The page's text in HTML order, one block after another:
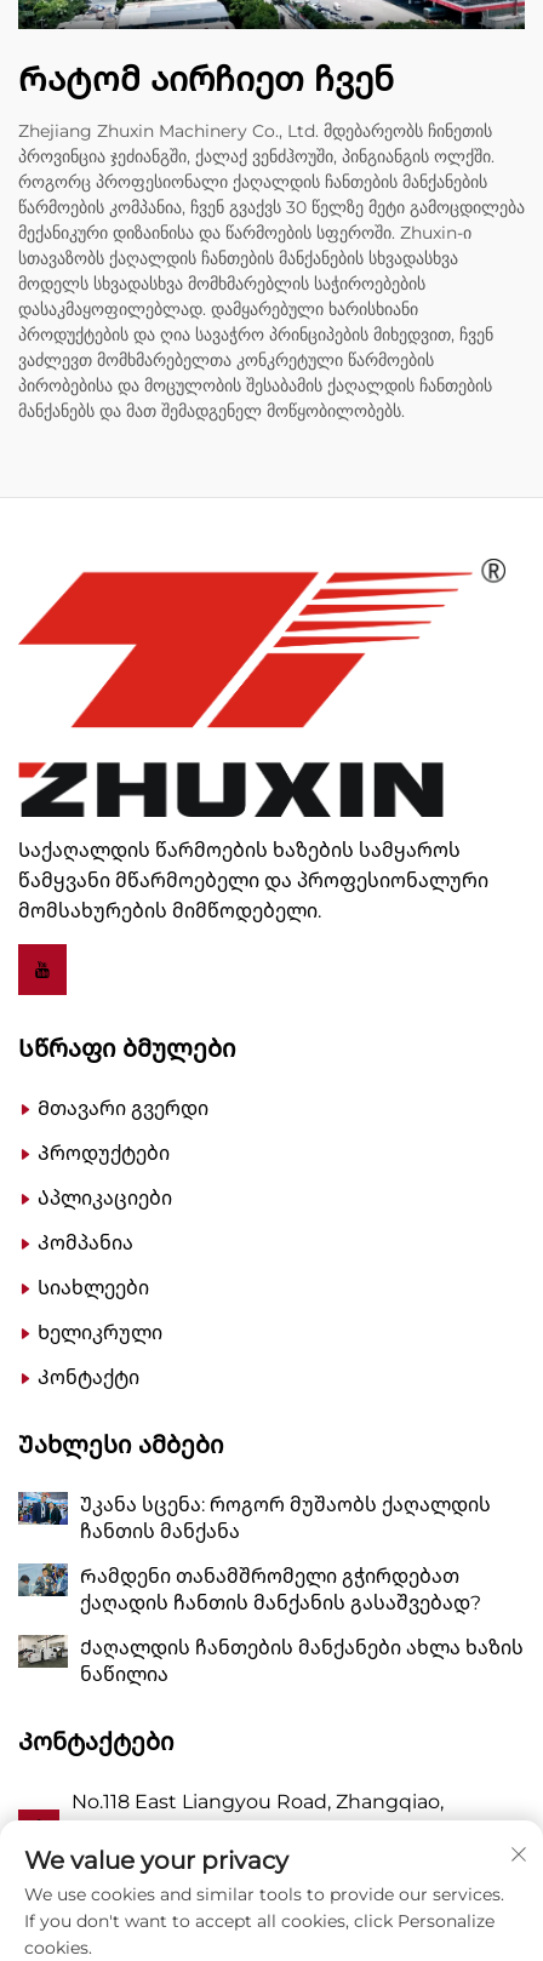
Რატომ აირჩიეთ ჩვენ
Zhejiang Zhuxin Machinery Co., Ltd. მდებარეობს ჩინეთის
პროვინცია ჯეძიანგში, ქალაქ ვენძჰოუში, პინგიანგის ოლქში.
როგორც პროფესიონალი ქაღალდის ჩანთების მანქანების
წარმოების კომპანია, ჩვენ გვაქვს 30 წელზე მეტი გამოცდილება
მექანიკური დიზაინისა და წარმოების სფეროში. Zhuxin-ი
სთავაზობს ქაღალდის ჩანთების მანქანების სხვადასხვა
მოდელს სხვადასხვა მომხმარებლის საჭიროებების
დასაკმაყოფილებლად. დამყარებული ხარისხიანი
პროდუქტების და ღია სავაჭრო პრინციპების მიხედვით, ჩვენ
ვაძლევთ მომხმარებელთა კონკრეტული წარმოების
პირობებისა და მოცულობის შესაბამის ქაღალდის ჩანთების
მანქანებს და მათ შემადგენელ მოწყობილობებს.
Საქაღალდის წარმოების ხაზების სამყაროს
წამყვანი მწარმოებელი და პროფესიონალური
მომსახურების მიმწოდებელი.
Სწრაფი Ბმულები
Მთავარი გვერდი
Პროდუქტები
Აპლიკაციები
Კომპანია
Სიახლეები
Ხელიკრული
Კონტაქტი
Უახლესი Ამბები
Უკანა სცენა: როგორ მუშაობს ქაღალდის
ჩანთის მანქანა
Რამდენი თანამშრომელი გჭირდებათ
ქაღადის ჩანთის მანქანის გასაშვებად?
Ქაღალდის ჩანთების მანქანები ახლა ხაზის
ნაწილია
Კონტაქტები
Ა
No.118 East Liangyou Road, Zhangqiao,
Wanquan Town, Pingyang, Wenzhou City,
Zhejiang P.R. China 325409
Პ 8615988795434
We value your privacy
We use cookies and similar tools to provide our services.
If you don't want to accept all cookies, click Personalize
cookies.